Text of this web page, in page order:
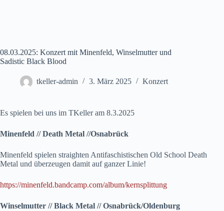
08.03.2025: Konzert mit Minenfeld, Winselmutter und
Sadistic Black Blood
tkeller-admin 3. März 2025 Konzert
Es spielen bei uns im TKeller am 8.3.2025
Minenfeld // Death Metal //Osnabrück
Minenfeld spielen straighten Antifaschistischen Old School Death
Metal und überzeugen damit auf ganzer Linie!
https://minenfeld.bandcamp.com/album/kernsplittung
Winselmutter // Black Metal // Osnabrück/Oldenburg